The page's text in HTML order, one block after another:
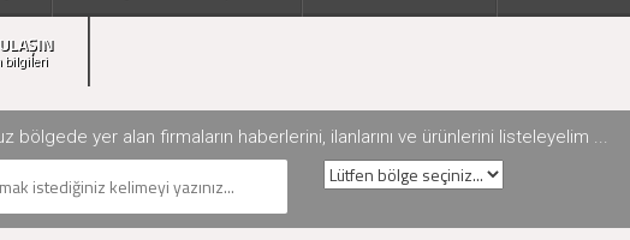
bilgileri
bölgede yer alan firmaların haberlerini, ilanlarını ve ürünlerini listeleyelim ...